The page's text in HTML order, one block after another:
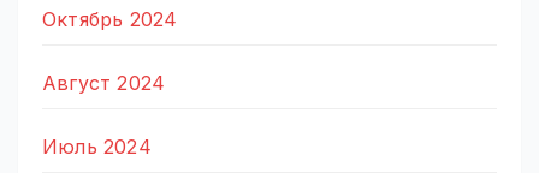
Октябрь 2024
Август 2024
Июль 2024